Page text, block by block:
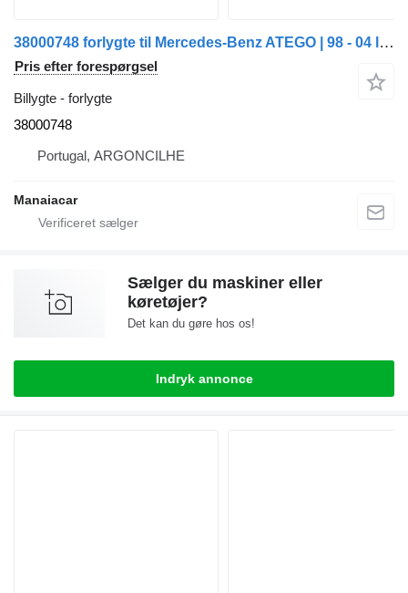
38000748 forlygte til Mercedes-Benz ATEGO | 98 - 04 lastbil
Pris efter forespørgsel
Billygte - forlygte
38000748
Portugal, ARGONCILHE
Manaiacar
Sælger du maskiner eller
køretøjer?
Det kan du gøre hos os!
Indryk annonce